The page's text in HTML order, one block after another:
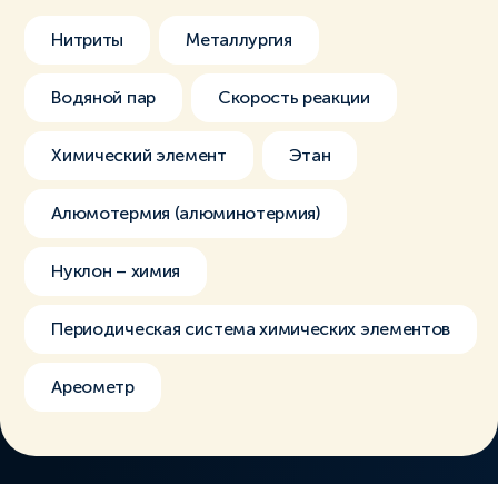
Нитриты Металлургия
Водяной пар Скорость реакции
Химический элемент Этан
Алюмотермия (алюминотермия)
Нуклон – химия
Периодическая система химических элементов
Ареометр